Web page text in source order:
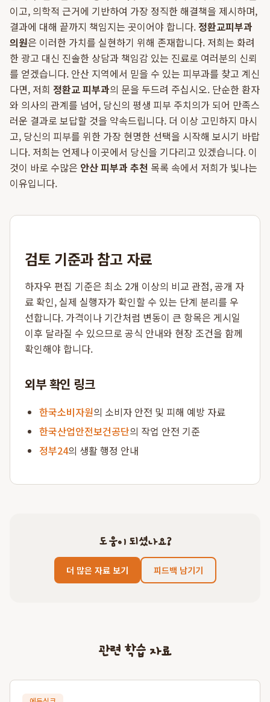
이고, 의학적 근거에 기반하여 가장 정직한 해결책을 제시하며,
결과에 대해 끝까지 책임지는 곳이어야 합니다. 정환교피부과
의원은 이러한 가치를 실현하기 위해 존재합니다. 저희는 화려
한 광고 대신 진솔한 상담과 책임감 있는 진료로 여러분의 신뢰
를 얻겠습니다. 안산 지역에서 믿을 수 있는 피부과를 찾고 계신
다면, 저희 정환교 피부과의 문을 두드려 주십시오. 단순한 환자
와 의사의 관계를 넘어, 당신의 평생 피부 주치의가 되어 만족스
러운 결과로 보답할 것을 약속드립니다. 더 이상 고민하지 마시
고, 당신의 피부를 위한 가장 현명한 선택을 시작해 보시기 바랍
니다. 저희는 언제나 이곳에서 당신을 기다리고 있겠습니다. 이
것이 바로 수많은 안산 피부과 추천 목록 속에서 저희가 빛나는
이유입니다.
검토 기준과 참고 자료
하자우 편집 기준은 최소 2개 이상의 비교 관점, 공개 자
료 확인, 실제 실행자가 확인할 수 있는 단계 분리를 우
선합니다. 가격이나 기간처럼 변동이 큰 항목은 게시일
이후 달라질 수 있으므로 공식 안내와 현장 조건을 함께
확인해야 합니다.
외부 확인 링크
한국소비자원의 소비자 안전 및 피해 예방 자료
한국산업안전보건공단의 작업 안전 기준
정부24의 생활 행정 안내
도움이 되셨나요?
더 많은 자료 보기 피드백 남기기
관련 학습 자료